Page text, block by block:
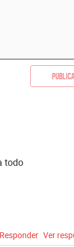
todo
Responder Ver